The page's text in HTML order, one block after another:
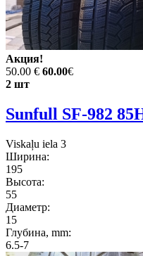
Акция!
50.00 € 60.00€
2 шт
Sunfull SF-982
Viskaļu iela 3
Ширина:
195
Высота:
55
Диаметр:
15
Глубина, mm:
6.5-7